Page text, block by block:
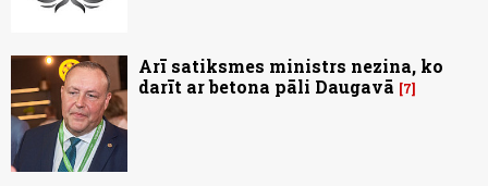
Arī satiksmes ministrs nezina, ko
darīt ar betona pāli Daugavā
7